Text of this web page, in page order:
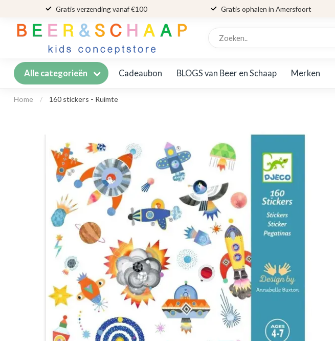
Gratis verzending vanaf €100 Gratis ophalen in Amersfoort
Alle categorieën Cadeaubon BLOGS van Beer en Schaap Merken
Home / 160 stickers - Ruimte